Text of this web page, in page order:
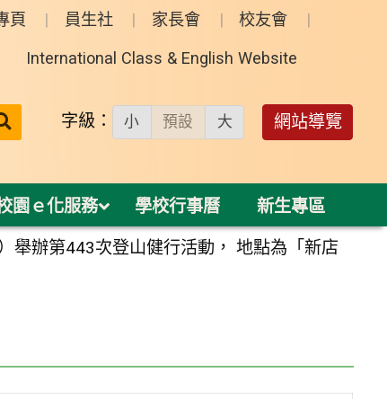
頁 員生社 家長會 校友會
International Class & English Website
送出 字級： 小 預設 大 網站導覽
園ｅ化服務 學校行事曆 新生專區
舉辦第443次登山健行活動， 地點為「新店